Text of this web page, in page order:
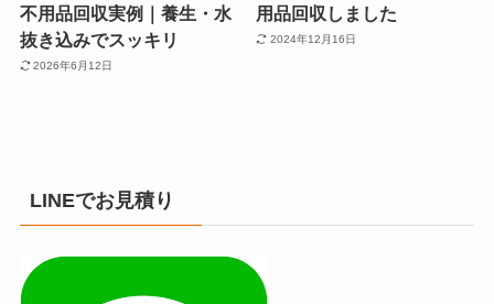
不用品回収実例｜養生・水
抜き込みでスッキリ
2026年6月12日
用品回収しました
2024年12月16日
LINEでお見積り